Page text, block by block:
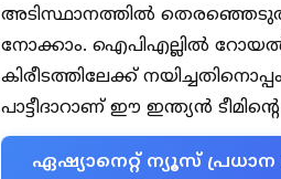
അടിസ്ഥാനത്തില്‍
നോക്കാം. ഐപിഎല്ലില്‍
കിരീടത്തിലേക്ക്
പാട്ടീദാറാണ് ഈ ഇന്ത്യൻ
ഏഷ്യാനെറ്റ് ന്യൂസ്